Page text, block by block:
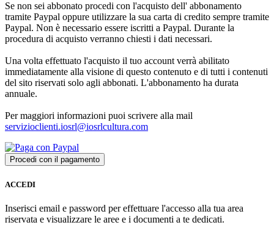
Se non sei abbonato procedi con l'acquisto dell' abbonamento
tramite Paypal oppure utilizzare la sua carta di credito sempre tramite
Paypal. Non è necessario essere iscritti a Paypal. Durante la
procedura di acquisto verranno chiesti i dati necessari.
Una volta effettuato l'acquisto il tuo account verrà abilitato
immediatamente alla visione di questo contenuto e di tutti i contenuti
del sito riservati solo agli abbonati. L'abbonamento ha durata
annuale.
Per maggiori informazioni puoi scrivere alla mail
servizioclienti.iosrl@iosrlcultura.com
ACCEDI
Inserisci email e password per effettuare l'accesso alla tua area
riservata e visualizzare le aree e i documenti a te dedicati.